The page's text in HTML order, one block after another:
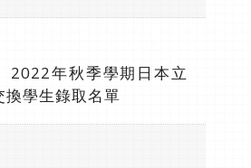
2022年秋季學期日本立
換學生錄取名單